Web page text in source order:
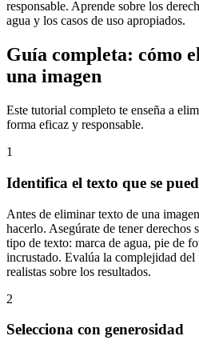
responsable. Aprende sobre los
agua y los casos de uso apropiados.
Guía completa: cómo
una imagen
Este tutorial completo te enseña a
forma eficaz y responsable.
1
Identifica el texto que se
Antes de eliminar texto de una
hacerlo. Asegúrate de tener derechos
tipo de texto: marca de agua, pie de
incrustado. Evalúa la complejidad del
realistas sobre los resultados.
2
Selecciona con generosidad